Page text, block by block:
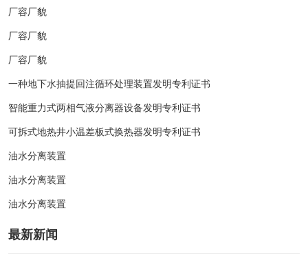
厂容厂貌
厂容厂貌
厂容厂貌
一种地下水抽提回注循环处理装置发明专利证书
智能重力式两相气液分离器设备发明专利证书
可拆式地热井小温差板式换热器发明专利证书
油水分离装置
油水分离装置
油水分离装置
最新新闻